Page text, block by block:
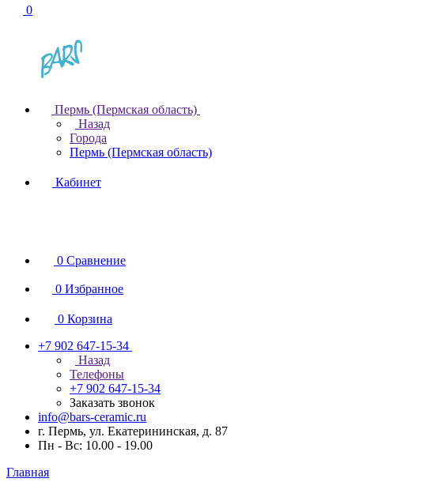
0
Пермь (Пермская область)
Назад
Города
Пермь (Пермская область)
Кабинет
0 Сравнение
0 Избранное
0 Корзина
+7 902 647-15-34
Назад
Телефоны
+7 902 647-15-34
Заказать звонок
info@bars-ceramic.ru
г. Пермь, ул. Екатерининская, д. 87
Пн - Вс: 10.00 - 19.00
Главная